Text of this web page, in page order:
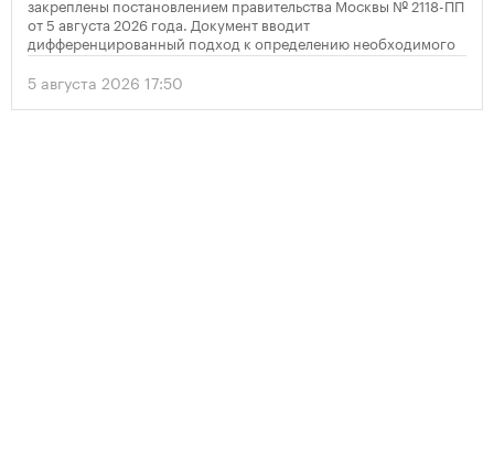
закреплены постановлением правительства Москвы № 2118-ПП
от 5 августа 2026 года. Документ вводит
дифференцированный подход к определению необходимого
количества парковок в зависимости от площади квартир и
устанавливает переходный период для уже согласованных
проектов.
5 августа 2026 17:50